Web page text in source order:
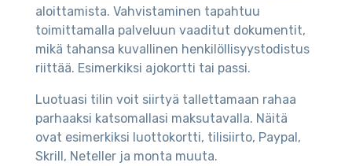
aloittamista. Vahvistaminen tapahtuu
toimittamalla palveluun vaaditut dokumentit,
mikä tahansa kuvallinen henkilöllisyystodistus
riittää. Esimerkiksi ajokortti tai passi.
Luotuasi tilin voit siirtyä tallettamaan rahaa
parhaaksi katsomallasi maksutavalla. Näitä
ovat esimerkiksi luottokortti, tilisiirto, Paypal,
Skrill, Neteller ja monta muuta.